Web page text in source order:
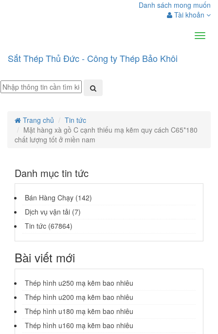
Danh sách mong muốn
Tài khoản
Menu
Sắt Thép Thủ Đức - Công ty Thép Bảo Khôi
Trang chủ
Tin tức
Mặt hàng xà gồ C cạnh thiếu mạ kẽm quy cách C65*180
chất lượng tốt ở miền nam
Danh mục tin tức
Bán Hàng Chạy (142)
Dịch vụ vận tải (7)
Tin tức (67864)
Bài viết mới
Thép hình u250 mạ kẽm bao nhiêu
Thép hình u200 mạ kẽm bao nhiêu
Thép hình u180 mạ kẽm bao nhiêu
Thép hình u160 mạ kẽm bao nhiêu